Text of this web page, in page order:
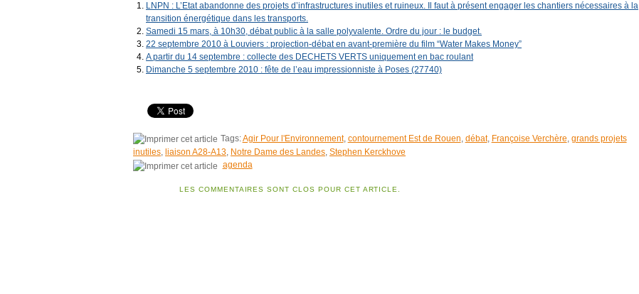
LNPN : L’Etat abandonne des projets d’infrastructures inutiles et ruineux. Il faut à présent engager les chantiers nécessaires à la
transition énergétique dans les transports.
Samedi 15 mars, à 10h30, débat public à la salle polyvalente. Ordre du jour : le budget.
22 septembre 2010 à Louviers : projection-débat en avant-première du film “Water Makes Money”
A partir du 14 septembre : collecte des DECHETS VERTS uniquement en bac roulant
Dimanche 5 septembre 2010 : fête de l’eau impressionniste à Poses (27740)
Tags:Agir Pour l'Environnement, contournement Est de Rouen, débat, Françoise Verchère, grands projets
inutiles, liaison A28-A13, Notre Dame des Landes, Stephen Kerckhove
agenda
LES COMMENTAIRES SONT CLOS POUR CET ARTICLE.